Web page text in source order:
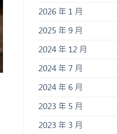
2026 年 1 月
2025 年 9 月
2024 年 12 月
2024 年 7 月
2024 年 6 月
2023 年 5 月
2023 年 3 月